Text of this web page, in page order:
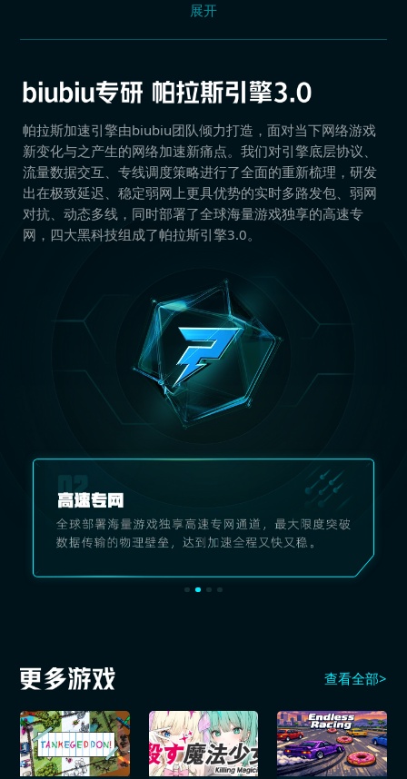
展开
帕拉斯加速引擎由biubiu团队倾力打造，面对当下网络游戏
新变化与之产生的网络加速新痛点。我们对引擎底层协议、
流量数据交互、专线调度策略进行了全面的重新梳理，研发
出在极致延迟、稳定弱网上更具优势的实时多路发包、弱网
对抗、动态多线，同时部署了全球海量游戏独享的高速专
网，四大黑科技组成了帕拉斯引擎3.0。
查看全部>